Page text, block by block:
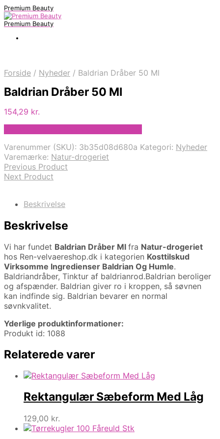
Premium Beauty
Premium Beauty
Forside / Nyheder / Baldrian Dråber 50 Ml
Baldrian Dråber 50 Ml
154,29 kr.
Varenummer (SKU): 3b35d08d680a Kategori: Nyheder
Varemærke: Natur-drogeriet
Previous Product
Next Product
Beskrivelse
Beskrivelse
Vi har fundet Baldrian Dråber Ml fra Natur-drogeriet
hos Ren-velvaereshop.dk i kategorien Kosttilskud
Virksomme Ingredienser Baldrian Og Humle.
Baldriandråber, Tinktur af baldrianrod.Baldrian beroliger
og afspænder. Baldrian giver ro i kroppen, så søvnen
kan indfinde sig. Baldrian bevarer en normal
søvnkvalitet.
Yderlige produktinformationer:
Produkt id: 1088
Relaterede varer
Rektangulær Sæbeform Med Låg
129,00 kr.